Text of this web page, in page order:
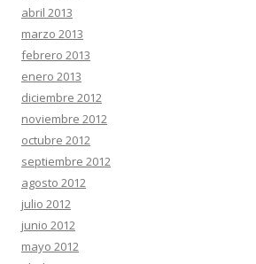
abril 2013
marzo 2013
febrero 2013
enero 2013
diciembre 2012
noviembre 2012
octubre 2012
septiembre 2012
agosto 2012
julio 2012
junio 2012
mayo 2012